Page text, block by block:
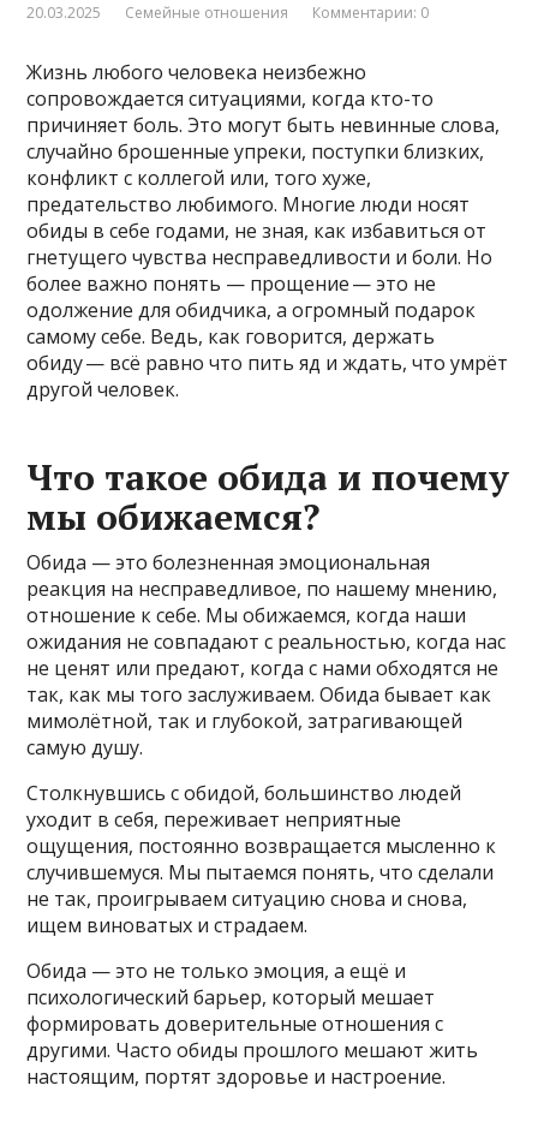
20.03.2025 Семейные отношения Комментарии: 0
Жизнь любого человека неизбежно
сопровождается ситуациями, когда кто-то
причиняет боль. Это могут быть невинные слова,
случайно брошенные упреки, поступки близких,
конфликт с коллегой или, того хуже,
предательство любимого. Многие люди носят
обиды в себе годами, не зная, как избавиться от
гнетущего чувства несправедливости и боли. Но
более важно понять — прощение ⁠— это не
одолжение для обидчика, а огромный подарок
самому себе. Ведь, как говорится, держать
обиду ⁠— всё равно что пить яд и ждать, что умрёт
другой человек.
Что такое обида и почему
мы обижаемся?
Обида — это болезненная эмоциональная
реакция на несправедливое, по нашему мнению,
отношение к себе. Мы обижаемся, когда наши
ожидания не совпадают с реальностью, когда нас
не ценят или предают, когда с нами обходятся не
так, как мы того заслуживаем. Обида бывает как
мимолётной, так и глубокой, затрагивающей
самую душу.
Столкнувшись с обидой, большинство людей
уходит в себя, переживает неприятные
ощущения, постоянно возвращается мысленно к
случившемуся. Мы пытаемся понять, что сделали
не так, проигрываем ситуацию снова и снова,
ищем виноватых и страдаем.
Обида — это не только эмоция, а ещё и
психологический барьер, который мешает
формировать доверительные отношения с
другими. Часто обиды прошлого мешают жить
настоящим, портят здоровье и настроение.